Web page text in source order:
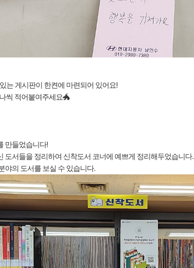
는 게시판이 한켠에 마련되어 있어요!
씩 적어붙여주세요🐲
만들었습니다!
도서들을 정리하여 신착도서 코너에 예쁘게 정리해두었습니다.
야의 도서를 보실 수 있습니다.